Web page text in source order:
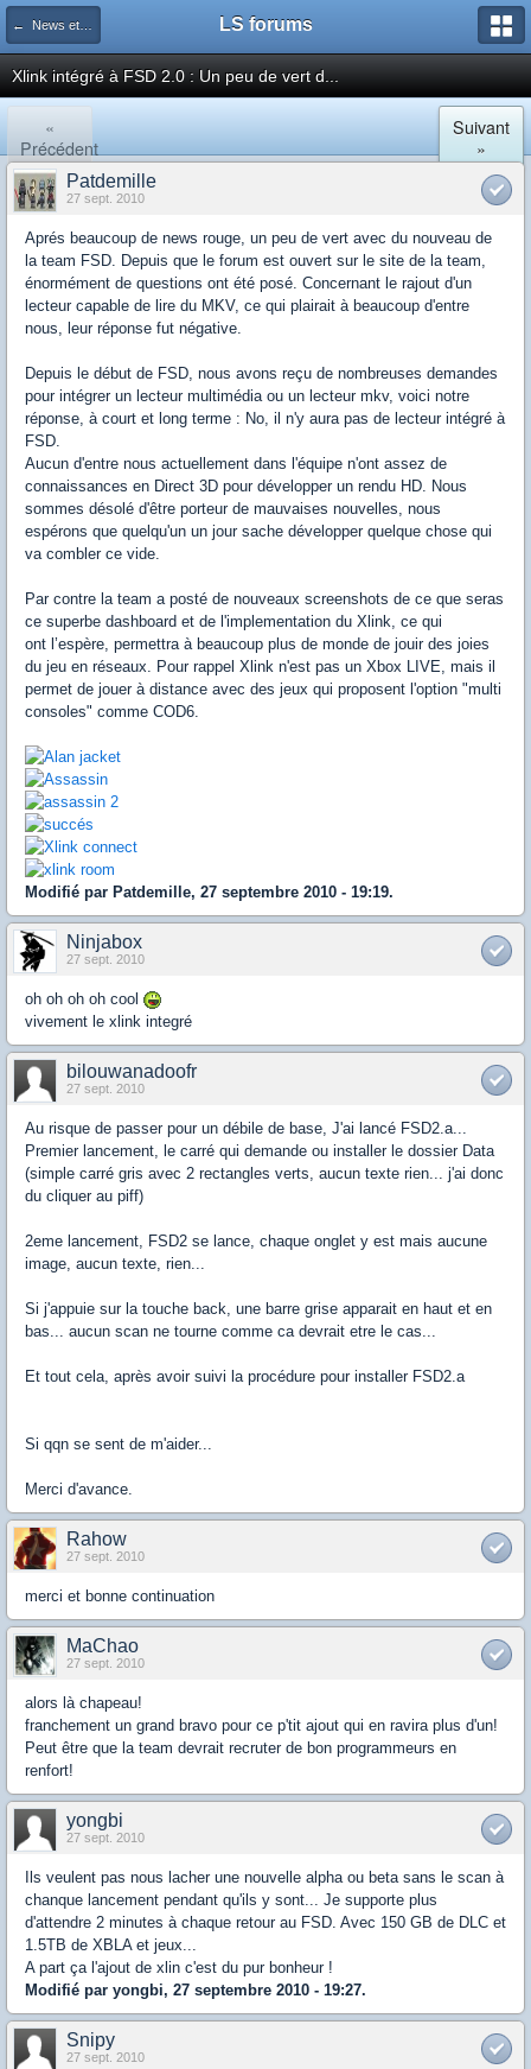
← News et actualités postées sur LS LS forums
Xlink intégré à FSD 2.0 : Un peu de vert d...
«
Précédent
Suivant
»
Patdemille
27 sept. 2010
Aprés beaucoup de news rouge, un peu de vert avec du nouveau de
la team FSD. Depuis que le forum est ouvert sur le site de la team,
énormément de questions ont été posé. Concernant le rajout d'un
lecteur capable de lire du MKV, ce qui plairait à beaucoup d'entre
nous, leur réponse fut négative.
Depuis le début de FSD, nous avons reçu de nombreuses demandes
pour intégrer un lecteur multimédia ou un lecteur mkv, voici notre
réponse, à court et long terme : No, il n'y aura pas de lecteur intégré à
FSD.
Aucun d'entre nous actuellement dans l'équipe n'ont assez de
connaissances en Direct 3D pour développer un rendu HD. Nous
sommes désolé d'être porteur de mauvaises nouvelles, nous
espérons que quelqu'un un jour sache développer quelque chose qui
va combler ce vide.
Par contre la team a posté de nouveaux screenshots de ce que seras
ce superbe dashboard et de l'implementation du Xlink, ce qui
ont l’espère, permettra à beaucoup plus de monde de jouir des joies
du jeu en réseaux. Pour rappel Xlink n'est pas un Xbox LIVE, mais il
permet de jouer à distance avec des jeux qui proposent l'option "multi
consoles" comme COD6.
Modifié par Patdemille, 27 septembre 2010 - 19:19.
Ninjabox
27 sept. 2010
oh oh oh oh cool
vivement le xlink integré
bilouwanadoofr
27 sept. 2010
Au risque de passer pour un débile de base, J'ai lancé FSD2.a...
Premier lancement, le carré qui demande ou installer le dossier Data
(simple carré gris avec 2 rectangles verts, aucun texte rien... j'ai donc
du cliquer au piff)
2eme lancement, FSD2 se lance, chaque onglet y est mais aucune
image, aucun texte, rien...
Si j'appuie sur la touche back, une barre grise apparait en haut et en
bas... aucun scan ne tourne comme ca devrait etre le cas...
Et tout cela, après avoir suivi la procédure pour installer FSD2.a
Si qqn se sent de m'aider...
Merci d'avance.
Rahow
27 sept. 2010
merci et bonne continuation
MaChao
27 sept. 2010
alors là chapeau!
franchement un grand bravo pour ce p'tit ajout qui en ravira plus d'un!
Peut être que la team devrait recruter de bon programmeurs en
renfort!
yongbi
27 sept. 2010
Ils veulent pas nous lacher une nouvelle alpha ou beta sans le scan à
chanque lancement pendant qu'ils y sont... Je supporte plus
d'attendre 2 minutes à chaque retour au FSD. Avec 150 GB de DLC et
1.5TB de XBLA et jeux...
A part ça l'ajout de xlin c'est du pur bonheur !
Modifié par yongbi, 27 septembre 2010 - 19:27.
Snipy
27 sept. 2010